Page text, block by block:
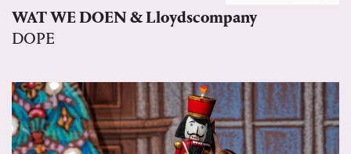
WAT WE DOEN & Lloydscompany
DOPE